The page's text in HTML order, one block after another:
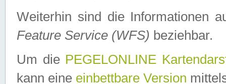
Weiterhin sind die Informationen
Feature Service (WFS) beziehbar.
Um die PEGELONLINE
kann eine einbettbare Version